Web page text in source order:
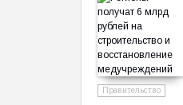
Правительство